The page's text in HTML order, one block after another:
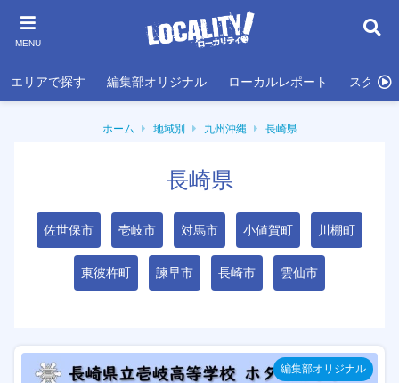
MENU
エリアで探す 編集部オリジナル ローカルレポート スクール
ホーム 地域別 九州沖縄 長崎県
長崎県
佐世保市 壱岐市 対馬市 小値賀町 川棚町
東彼杵町 諫早市 長崎市 雲仙市
編集部オリジナル